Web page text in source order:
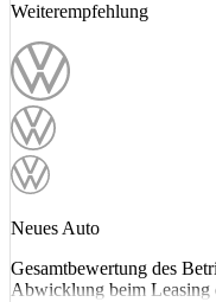
Weiterempfehlung
Neues Auto
Gesamtbewertung des
Abwicklung beim Leasing